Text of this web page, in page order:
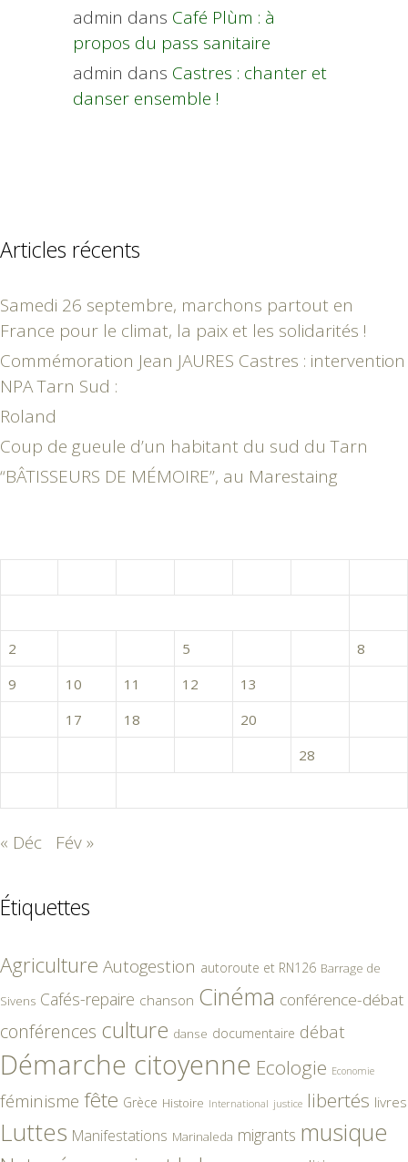
admin dans Café Plùm : à
propos du pass sanitaire
admin dans Castres : chanter et
danser ensemble !
Articles récents
Samedi 26 septembre, marchons partout en
France pour le climat, la paix et les solidarités !
Commémoration Jean JAURES Castres : intervention
NPA Tarn Sud :
Roland
Coup de gueule d’un habitant du sud du Tarn
“BÂTISSEURS DE MÉMOIRE”, au Marestaing
2
5
8
9
10 11 12 13
17 18 20
28
« Déc Fév »
Étiquettes
Agriculture Autogestion autoroute et RN126 Barrage de
Sivens Cafés-repaire chanson Cinéma conférence-débat
conférences culture danse documentaire débat
Démarche citoyenne Ecologie Economie
féminisme fête Grèce Histoire International justice libertés livres
Luttes Manifestations Marinaleda migrants musique